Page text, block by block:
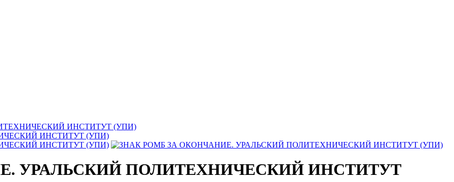
ИНСТИТУТ (УПИ)
УРАЛЬСКИЙ ПОЛИТЕХНИЧЕСКИЙ ИНСТИТУТ